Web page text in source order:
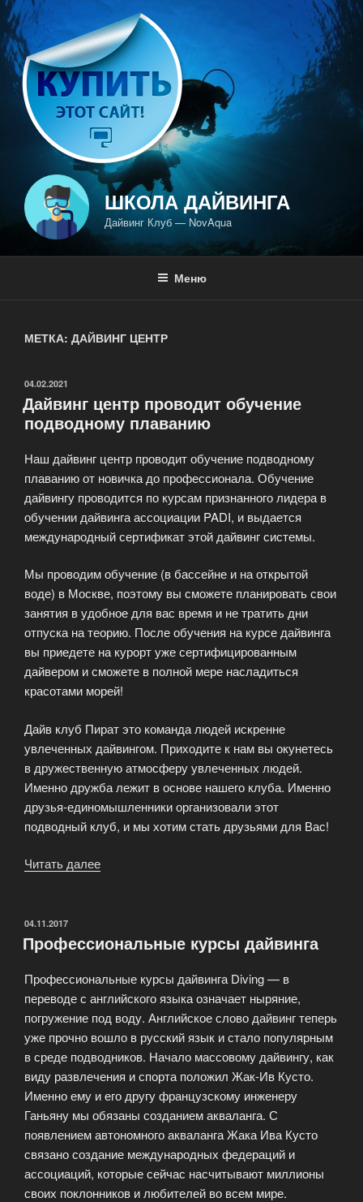
Перейти
к
содержимому
ШКОЛА ДАЙВИНГА
Дайвинг Клуб — NovAqua
Меню
МЕТКА: ДАЙВИНГ ЦЕНТР
ОПУБЛИКОВАНО
04.02.2021
Дайвинг центр проводит обучение
подводному плаванию
Наш дайвинг центр проводит обучение подводному
плаванию от новичка до профессионала. Обучение
дайвингу проводится по курсам признанного лидера в
обучении дайвинга ассоциации PADI, и выдается
международный сертификат этой дайвинг системы.
Мы проводим обучение (в бассейне и на открытой
воде) в Москве, поэтому вы сможете планировать свои
занятия в удобное для вас время и не тратить дни
отпуска на теорию. После обучения на курсе дайвинга
вы приедете на курорт уже сертифицированным
дайвером и сможете в полной мере насладиться
красотами морей!
Дайв клуб Пират это команда людей искренне
увлеченных дайвингом. Приходите к нам вы окунетесь
в дружественную атмосферу увлеченных людей.
Именно дружба лежит в основе нашего клуба. Именно
друзья-единомышленники организовали этот
подводный клуб, и мы хотим стать друзьями для Вас!
Читать далее
подводному
ОПУБЛИКОВАНО
04.11.2017
Профессиональные курсы дайвинга
Профессиональные курсы дайвинга Diving — в
переводе с английского языка означает ныряние,
погружение под воду. Английское слово дайвинг теперь
уже прочно вошло в русский язык и стало популярным
в среде подводников. Начало массовому дайвингу, как
виду развлечения и спорта положил Жак-Ив Кусто.
Именно ему и его другу французскому инженеру
Ганьяну мы обязаны созданием акваланга. С
появлением автономного акваланга Жака Ива Кусто
связано создание международных федераций и
ассоциаций, которые сейчас насчитывают миллионы
своих поклонников и любителей во всем мире.